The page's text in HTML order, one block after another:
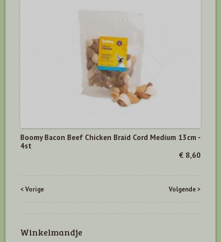
Boomy Bacon Beef Chicken Braid Cord Medium 13cm -
4st
€ 8,60
< Vorige Volgende >
Winkelmandje